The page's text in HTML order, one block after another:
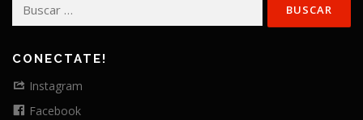
CONECTATE!
Instagram
Facebook